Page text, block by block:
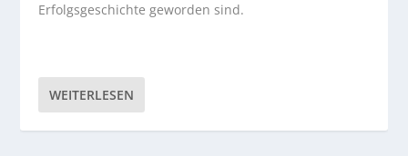
Erfolgsgeschichte geworden sind.
WEITERLESEN